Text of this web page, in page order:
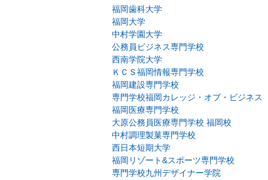
福岡歯科大学
福岡大学
中村学園大学
公務員ビジネス専門学校
西南学院大学
ＫＣＳ福岡情報専門学校
福岡建設専門学校
専門学校福岡カレッジ・オブ・ビジネス
福岡医療専門学校
大原公務員医療専門学校 福岡校
中村調理製菓専門学校
西日本短期大学
福岡リゾート&スポーツ専門学校
専門学校九州デザイナー学院